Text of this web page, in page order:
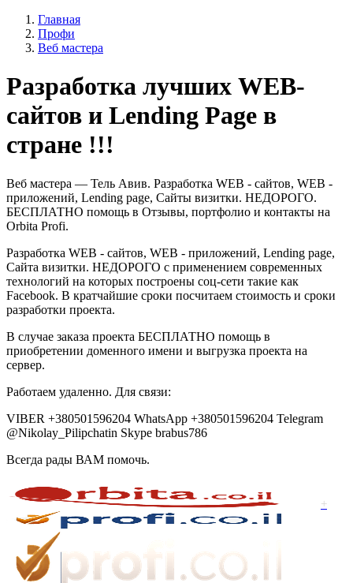
Главная
Профи
Веб мастера
Разработка лучших WEB-
сайтов и Lending Page в
стране !!!
Веб мастера — Тель Авив. Разработка WEB - сайтов, WEB -
приложений, Lending page, Сайты визитки. НЕДОРОГО.
БЕСПЛАТНО помощь в Отзывы, портфолио и контакты на
Orbita Profi.
Разработка WEB - сайтов, WEB - приложений, Lending page,
Сайтa визитки. НЕДОРОГО с применением современных
технологий на которых построены соц-сети такие как
Facebook. В кратчайшие сроки посчитаем стоимость и сроки
разработки проекта.
В случае заказа проекта БЕСПЛАТНО помощь в
приобретении доменного имени и выгрузка проекта на
сервер.
Работаем удаленно. Для связи:
VIBER +380501596204 WhatsApp +380501596204 Telegram
@Nikolay_Pilipchatin Skype brabus786
Всегда рады ВАМ помочь.
+